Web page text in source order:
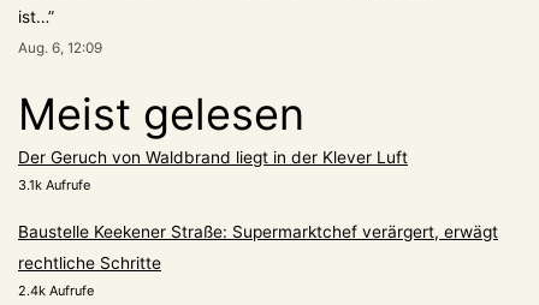
ist…”
Aug. 6, 12:09
Meist gelesen
Der Geruch von Waldbrand liegt in der Klever Luft
3.1k Aufrufe
Baustelle Keekener Straße: Supermarktchef verärgert, erwägt
rechtliche Schritte
2.4k Aufrufe